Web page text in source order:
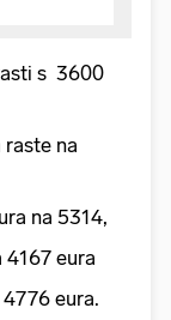
s 3600
na
na 5314,
4167 eura
eura.